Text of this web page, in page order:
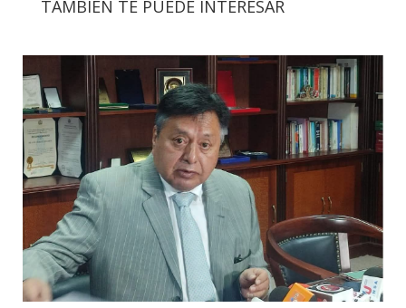
TAMBIÉN TE PUEDE INTERESAR